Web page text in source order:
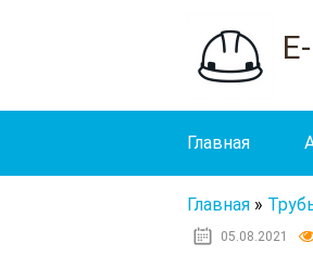
Главная
Главная »
05.08.2021